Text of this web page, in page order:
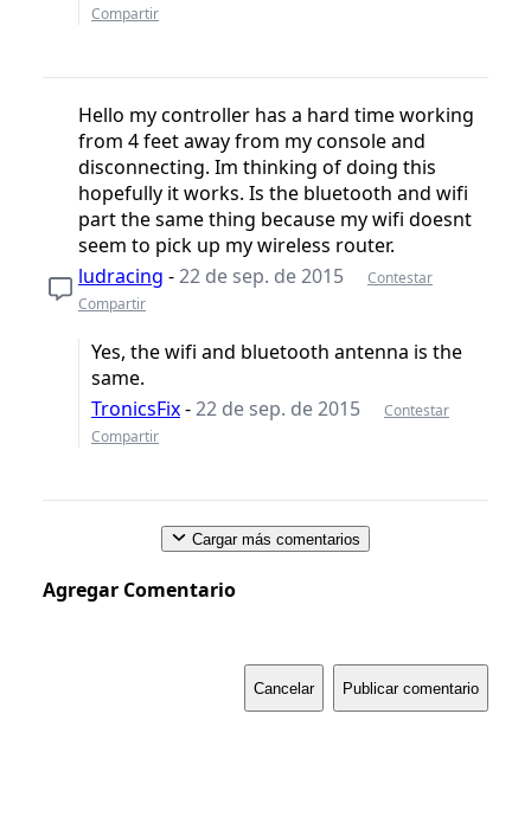
Compartir
Hello my controller has a hard time working
from 4 feet away from my console and
disconnecting. Im thinking of doing this
hopefully it works. Is the bluetooth and wifi
part the same thing because my wifi doesnt
seem to pick up my wireless router.
ludracing -22 de sep. de 2015
Contestar
Compartir
Yes, the wifi and bluetooth antenna is the
same.
TronicsFix-22 de sep. de 2015
Contestar
Compartir
Cargar más comentarios
Agregar Comentario
Cancelar Publicar comentario